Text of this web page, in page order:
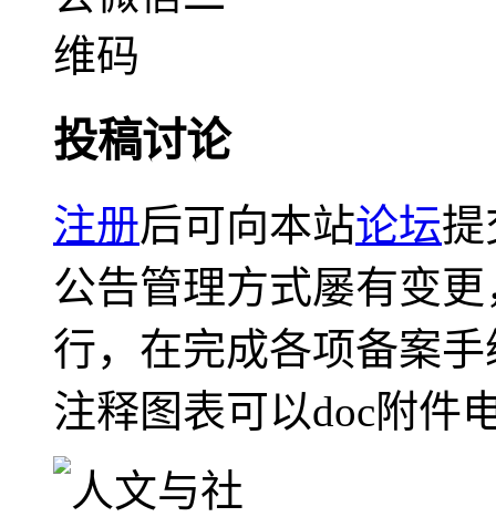
投稿讨论
注册后可向本站论坛提
公告管理方式屡有变
行，在完成各项备案
注释图表可以doc附件